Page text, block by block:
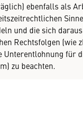
ebenfalls als
und die sich
Rechtsfolgen (wie
Unterentlohnung für
zu beachten.